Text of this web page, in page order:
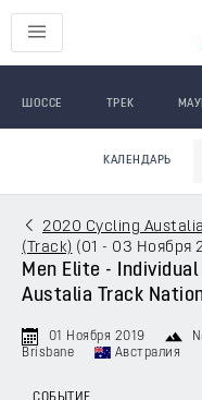
ШОССЕ ТРЕК
КАЛЕНДАРЬ
2020 Cycling
(Track) ( 01 - 03 Ноября
Men Elite -
Austalia Track
01 Ноября 2019
Brisbane
Австралия